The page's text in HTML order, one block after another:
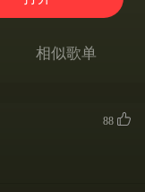
相似歌单
88